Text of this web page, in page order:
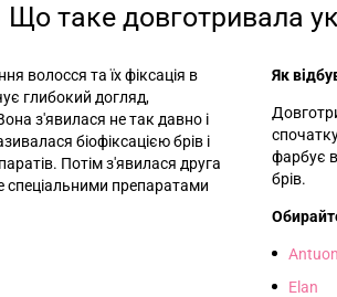
Що таке довготривала
волосся та їх фіксація в
глибокий догляд,
з'явилася не так давно і
біофіксацією брів і
Потім з'явилася друга
спеціальними препаратами
Як
фарбує
брів.
Elan